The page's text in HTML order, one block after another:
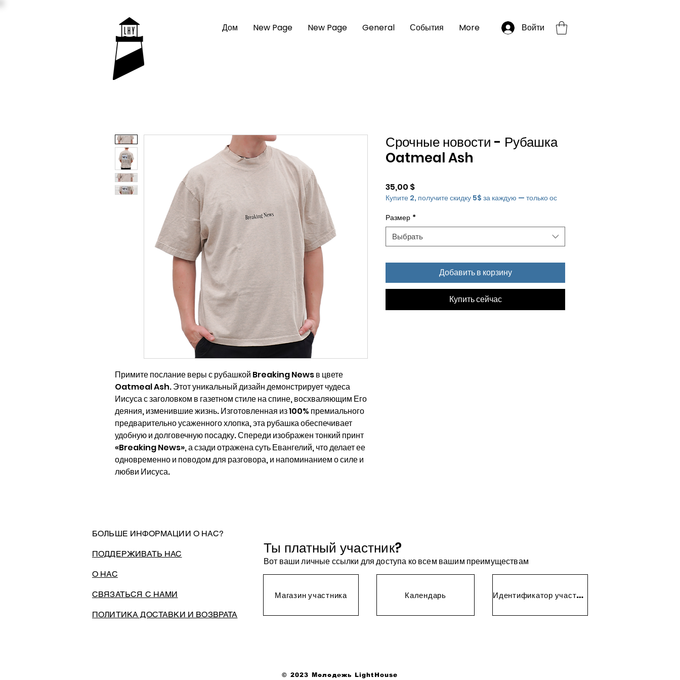
Дом New Page New Page General События More Войти
Примите послание веры с рубашкой Breaking News в цвете
Oatmeal Ash. Этот уникальный дизайн демонстрирует чудеса
Иисуса с заголовком в газетном стиле на спине, восхваляющим Его
деяния, изменившие жизнь. Изготовленная из 100% премиального
предварительно усаженного хлопка, эта рубашка обеспечивает
удобную и долговечную посадку. Спереди изображен тонкий принт
«Breaking News», а сзади отражена суть Евангелий, что делает ее
одновременно и поводом для разговора, и напоминанием о силе и
любви Иисуса.
Срочные новости - Рубашка
Oatmeal Ash
35,00 $Цена
Купите 2, получите скидку 5$ за каждую — только ос
Размер *
Выбрать
Добавить в корзину
Купить сейчас
БОЛЬШЕ ИНФОРМАЦИИ О НАС?
ПОДДЕРЖИВАТЬ НАС
О НАС
СВЯЗАТЬСЯ С НАМИ
ПОЛИТИКА ДОСТАВКИ И ВОЗВРАТА
Ты платный участник?
Вот ваши личные ссылки для доступа ко всем вашим преимуществам
Магазин участника Календарь Идентификатор участника
© 2023 Молодежь LightHouse